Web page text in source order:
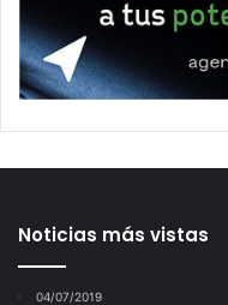
Noticias más vistas
04/07/2019